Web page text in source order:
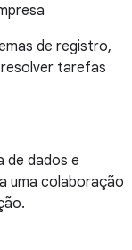
de registro,
tarefas
de dados e
uma colaboração